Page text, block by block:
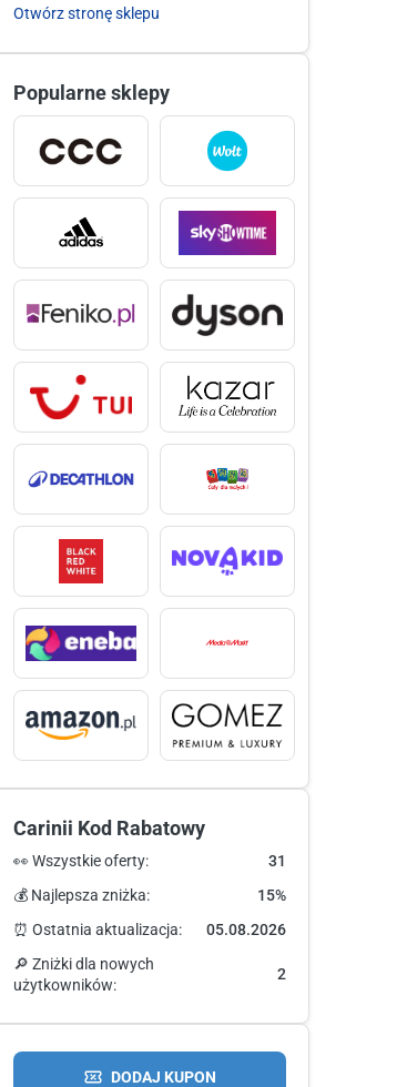
Otwórz stronę sklepu
Popularne sklepy
Carinii Kod Rabatowy
👀 Wszystkie oferty:
31
💰 Najlepsza zniżka:
15%
⏰ Ostatnia aktualizacja:
05.08.2026
🔎 Zniżki dla nowych
użytkowników:
2
DODAJ KUPON